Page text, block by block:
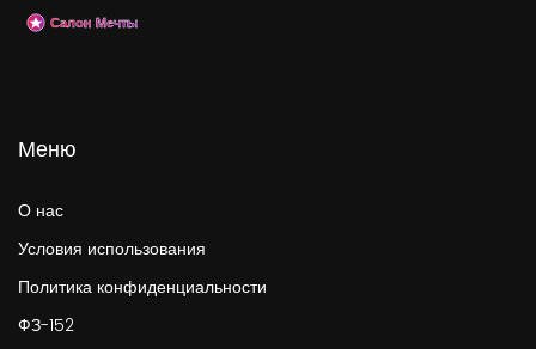
Меню
О нас
Условия использования
Политика конфиденциальности
ФЗ-152